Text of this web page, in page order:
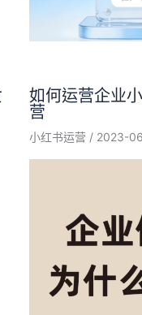
如何运营企业
营
小红书运营 / 2023-